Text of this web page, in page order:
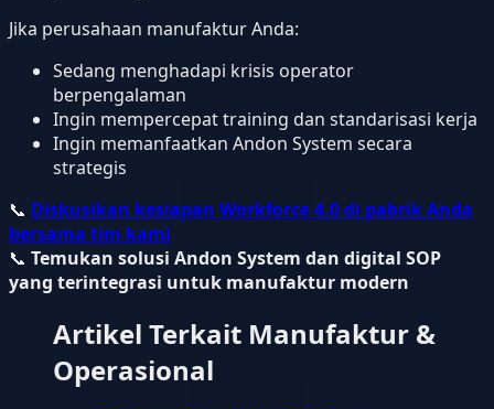
Jika perusahaan manufaktur Anda:
Sedang menghadapi krisis operator
berpengalaman
Ingin mempercepat training dan standarisasi kerja
Ingin memanfaatkan Andon System secara
strategis
📞 Diskusikan kesiapan Workforce 4.0 di pabrik Anda
bersama tim kami
📞 Temukan solusi Andon System dan digital SOP
yang terintegrasi untuk manufaktur modern
Artikel Terkait Manufaktur &
Operasional